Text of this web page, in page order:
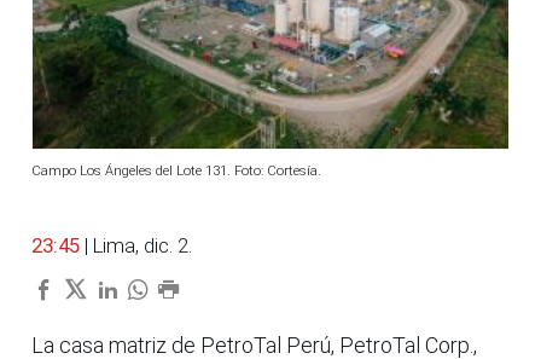
Campo Los Ángeles del Lote 131. Foto: Cortesía.
23:45 | Lima, dic. 2.
La casa matriz de PetroTal Perú, PetroTal Corp.,